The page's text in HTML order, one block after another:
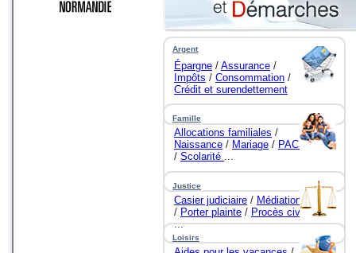
Loisirs
Justice
Casier judiciaire / Médiation
/ Porter plainte / Procès civil
...
Famille
Allocations familiales /
Naissance / Mariage / PACS
/ Scolarité ...
Argent
Épargne / Assurance /
Impôts / Consommation /
Crédit et surendettement
...